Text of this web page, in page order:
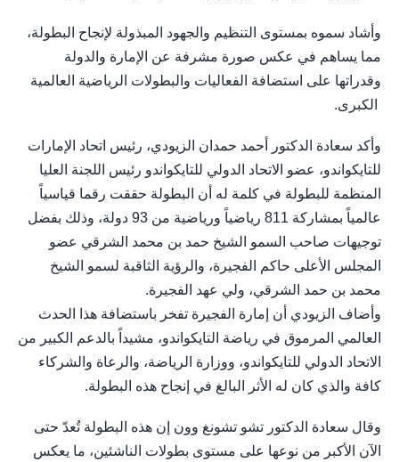
وأشاد سموه بمستوى التنظيم والجهود المبذولة لإنجاح البطولة،
مما يساهم في عكس صورة مشرفة عن الإمارة والدولة
وقدراتها على استضافة الفعاليات والبطولات الرياضية العالمية
الكبرى.
وأكد سعادة الدكتور أحمد حمدان الزيودي، رئيس اتحاد الإمارات
للتايكواندو، عضو الاتحاد الدولي للتايكواندو رئيس اللجنة العليا
المنظمة للبطولة في كلمة له أن البطولة حققت رقما قياسياً
عالمياً بمشاركة 811 رياضياً ورياضية من 93 دولة، وذلك بفضل
توجيهات صاحب السمو الشيخ حمد بن محمد الشرقي عضو
المجلس الأعلى حاكم الفجيرة، والرؤية الثاقبة لسمو الشيخ
محمد بن حمد الشرقي، ولي عهد الفجيرة.
وأضاف الزيودي أن إمارة الفجيرة تفخر باستضافة هذا الحدث
العالمي المرموق في رياضة التايكواندو، مشيداً بالدعم الكبير من
الاتحاد الدولي للتايكواندو، ووزارة الرياضة، والرعاة والشركاء
كافة والذي كان له الأثر البالغ في إنجاح هذه البطولة.
وقال سعادة الدكتور تشو تشونغ وون إن هذه البطولة تُعدّ حتى
الآن الأكبر من نوعها على مستوى بطولات الناشئين، ما يعكس